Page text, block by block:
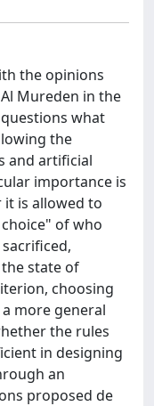
the opinions
Mureden in the
what
the
and artificial
importance is
is allowed to
of who
state of
choosing
more general
the rules
in designing
an
proposed de